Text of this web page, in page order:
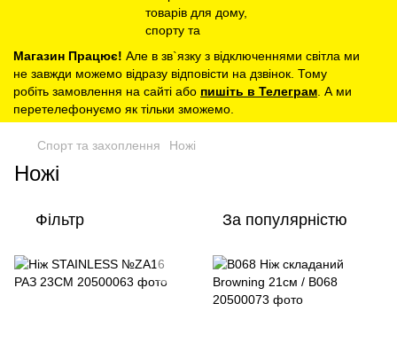
Магазин Працює! Але в зв`язку з відключеннями світла ми
не завжди можемо відразу відповісти на дзвінок. Тому
робіть замовлення на сайті або пишіть в Телеграм . А ми
перетелефонуємо як тільки зможемо.
Спорт та захоплення Ножі
Ножі
Фільтр За популярністю